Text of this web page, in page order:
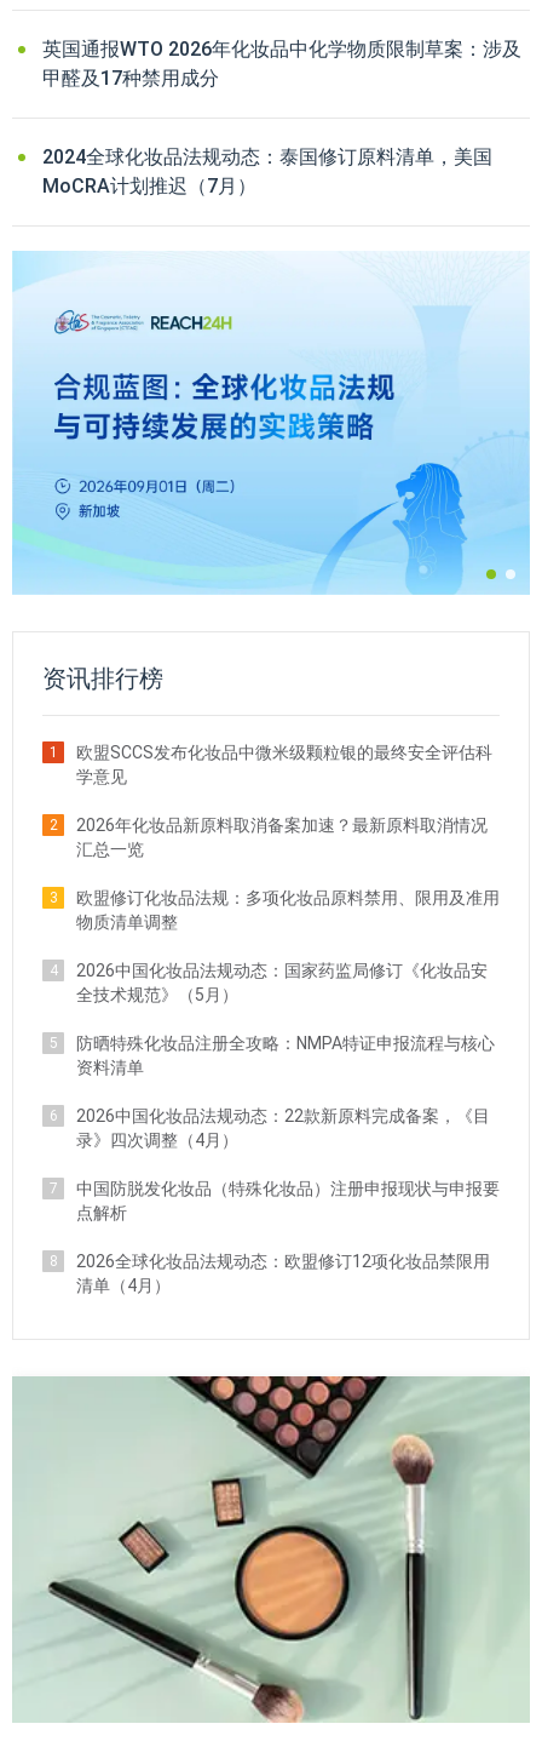
英国通报WTO 2026年化妆品中化学物质限制草案：涉及
甲醛及17种禁用成分
2024全球化妆品法规动态：泰国修订原料清单，美国
MoCRA计划推迟（7月）
资讯排行榜
1
欧盟SCCS发布化妆品中微米级颗粒银的最终安全评估科
学意见
2
2026年化妆品新原料取消备案加速？最新原料取消情况
汇总一览
3
欧盟修订化妆品法规：多项化妆品原料禁用、限用及准用
物质清单调整
4
2026中国化妆品法规动态：国家药监局修订《化妆品安
全技术规范》（5月）
5
防晒特殊化妆品注册全攻略：NMPA特证申报流程与核心
资料清单
6
2026中国化妆品法规动态：22款新原料完成备案，《目
录》四次调整（4月）
7
中国防脱发化妆品（特殊化妆品）注册申报现状与申报要
点解析
8
2026全球化妆品法规动态：欧盟修订12项化妆品禁限用
清单（4月）